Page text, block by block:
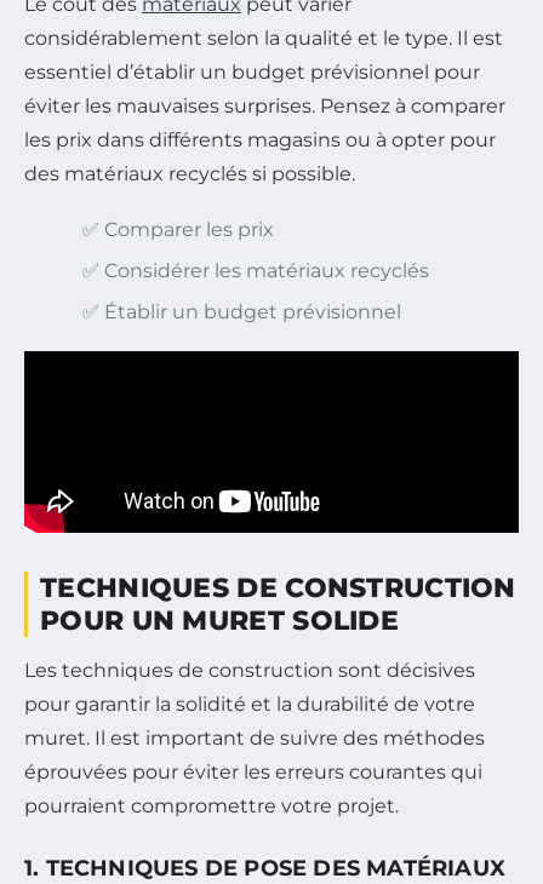
considérablement selon la qualité et le type. Il est
essentiel d’établir un budget prévisionnel pour
éviter les mauvaises surprises. Pensez à comparer
les prix dans différents magasins ou à opter pour
des matériaux recyclés si possible.
✅ Comparer les prix
✅ Considérer les matériaux recyclés
✅ Établir un budget prévisionnel
TECHNIQUES DE CONSTRUCTION
POUR UN MURET SOLIDE
Les techniques de construction sont décisives
pour garantir la solidité et la durabilité de votre
muret. Il est important de suivre des méthodes
éprouvées pour éviter les erreurs courantes qui
pourraient compromettre votre projet.
1. TECHNIQUES DE POSE DES MATÉRIAUX